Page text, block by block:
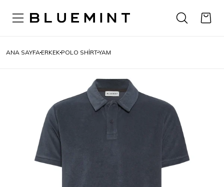
ANA SAYFA ERKEK POLO SHIRTYAM